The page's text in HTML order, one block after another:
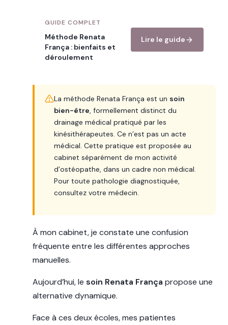
GUIDE COMPLET
Méthode Renata
França : bienfaits et
déroulement
Lire le guide
La méthode Renata França est un soin
bien-être, formellement distinct du
drainage médical pratiqué par les
kinésithérapeutes. Ce n’est pas un acte
médical. Cette pratique est proposée au
cabinet séparément de mon activité
d’ostéopathe, dans un cadre non médical.
Pour toute pathologie diagnostiquée,
consultez votre médecin.
À mon cabinet, je constate une confusion
fréquente entre les différentes approches
manuelles.
Aujourd’hui, le soin Renata França propose une
alternative dynamique.
Face à ces deux écoles, mes patientes